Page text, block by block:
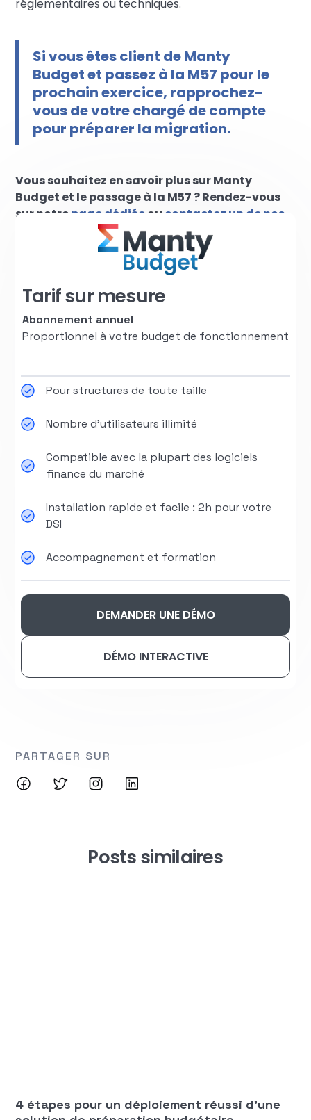
réglementaires ou techniques.
Si vous êtes client de Manty
Budget et passez à la M57 pour le
prochain exercice, rapprochez-
vous de votre chargé de compte
pour préparer la migration.
Vous souhaitez en savoir plus sur Manty
Budget et le passage à la M57 ? Rendez-vous
sur notre page dédiée ou contactez un de nos
chargés d’affairespour en savoir plus.
Tarif sur mesure
Abonnement annuel
Proportionnel à votre budget de fonctionnement
Pour structures de toute taille
Nombre d'utilisateurs illimité
Compatible avec la plupart des logiciels
finance du marché
Installation rapide et facile : 2h pour votre
DSI
Accompagnement et formation
DEMANDER UNE DÉMO
DÉMO INTERACTIVE
PARTAGER SUR
Posts similaires
4 étapes pour un déploiement réussi d’une